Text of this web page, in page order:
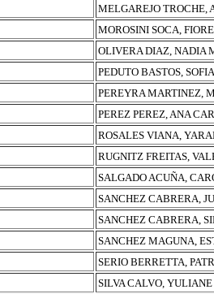
MELGAREJO TROCHE,
MOROSINI SOCA,
OLIVERA DIAZ, NADIA
PEDUTO BASTOS,
PEREYRA MARTINEZ,
PEREZ PEREZ, ANA
ROSALES VIANA,
RUGNITZ FREITAS,
SALGADO ACUÑA,
SANCHEZ CABRERA,
SANCHEZ CABRERA,
SANCHEZ MAGUNA,
SERIO BERRETTA,
SILVA CALVO, YULIANE